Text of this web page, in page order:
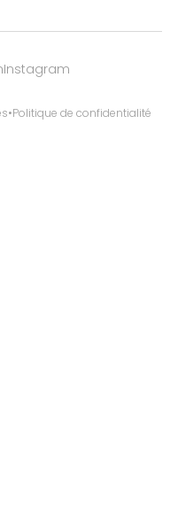
•Politique de confidentialité
Instagram